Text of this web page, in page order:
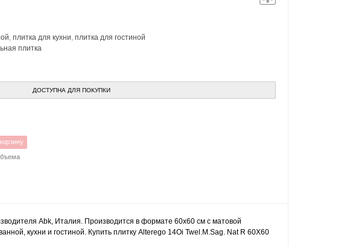
, плитка для кухни, плитка для гостиной
плитка
ДОСТУПНА ДЛЯ ПОКУПКИ
Abk, Италия. Производится в формате 60x60 см с матовой
кухни и гостиной. Купить плитку Alterego 14Oi Twel.M.Sag. Nat R 60X60